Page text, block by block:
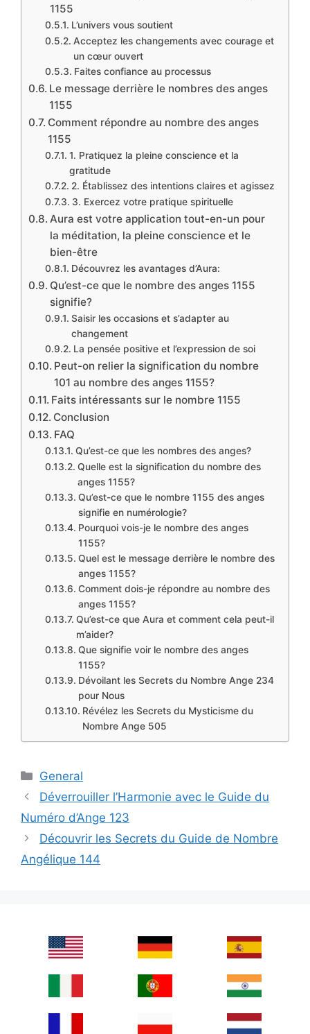
1155
L’univers vous soutient
Acceptez les changements avec courage et
un cœur ouvert
Faites confiance au processus
Le message derrière le nombres des anges
1155
Comment répondre au nombre des anges
1155
1. Pratiquez la pleine conscience et la
gratitude
2. Établissez des intentions claires et agissez
3. Exercez votre pratique spirituelle
Aura est votre application tout-en-un pour
la méditation, la pleine conscience et le
bien-être
Découvrez les avantages d’Aura:
Qu’est-ce que le nombre des anges 1155
signifie?
Saisir les occasions et s’adapter au
changement
La pensée positive et l’expression de soi
Peut-on relier la signification du nombre
101 au nombre des anges 1155?
Faits intéressants sur le nombre 1155
Conclusion
FAQ
Qu’est-ce que les nombres des anges?
Quelle est la signification du nombre des
anges 1155?
Qu’est-ce que le nombre 1155 des anges
signifie en numérologie?
Pourquoi vois-je le nombre des anges
1155?
Quel est le message derrière le nombre des
anges 1155?
Comment dois-je répondre au nombre des
anges 1155?
Qu’est-ce que Aura et comment cela peut-il
m’aider?
Que signifie voir le nombre des anges
1155?
Dévoilant les Secrets du Nombre Ange 234
pour Nous
Révélez les Secrets du Mysticisme du
Nombre Ange 505
Categories
General
Déverrouiller l’Harmonie avec le Guide du
Numéro d’Ange 123
Découvrir les Secrets du Guide de Nombre
Angélique 144